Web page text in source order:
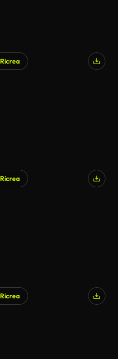
Ricrea
Ricrea
Ricrea